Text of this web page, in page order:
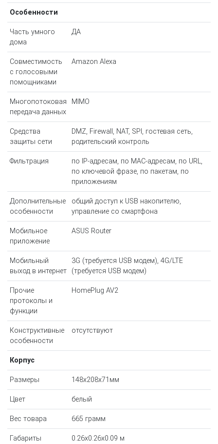
Особенности
Часть умного
дома
ДА
Совместимость
с голосовыми
помощниками
Amazon Alexa
Многопотоковая
передача данных
MIMO
Средства
защиты сети
DMZ, Firewall, NAT, SPI, гостевая сеть,
родительский контроль
Фильтрация
по IP-адресам, по MAC-адресам, по URL,
по ключевой фразе, по пакетам, по
приложениям
Дополнительные
особенности
общий доступ к USB накопителю,
управление со смартфона
Мобильное
приложение
ASUS Router
Мобильный
выход в интернет
3G (требуется USB модем), 4G/LTE
(требуется USB модем)
Прочие
протоколы и
функции
HomePlug AV2
Конструктивные
особенности
отсутствуют
Корпус
Размеры 148x208x71мм
Цвет белый
Вес товара 665 грамм
Габариты
0.26x0.26x0.09 м